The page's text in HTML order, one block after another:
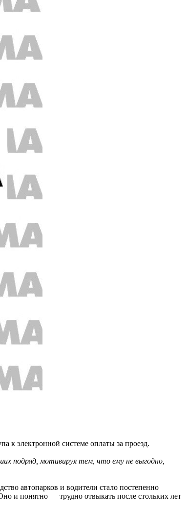
к электронной системе оплаты за проезд.
подряд, мотивируя тем, что ему не выгодно,
автопарков и водители стало постепенно
и понятно — трудно отвыкать после стольких лет